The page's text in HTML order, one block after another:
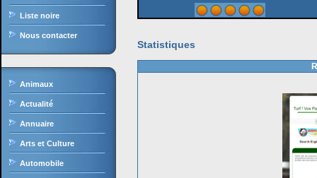
Liste noire
Nous contacter
Animaux
Actualité
Annuaire
Arts et Culture
Automobile
Statistiques